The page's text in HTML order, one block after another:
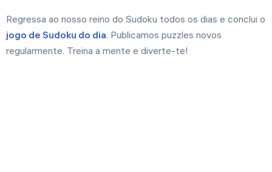
Regressa ao nosso reino do Sudoku todos os dias e conclui o
jogo de Sudoku do dia. Publicamos puzzles novos
regularmente. Treina a mente e diverte-te!